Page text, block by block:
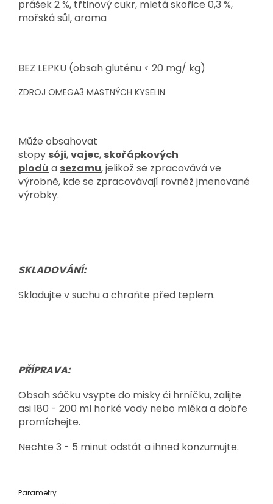
prášek 2 %, třtinový cukr, mletá skořice 0,3 %,
mořská sůl, aroma
BEZ LEPKU (obsah gluténu < 20 mg/ kg)
ZDROJ OMEGA3 MASTNÝCH KYSELIN
Může obsahovat
stopy sóji,vajec, skořápkových
plodů a sezamu, jelikož se zpracovává ve
výrobně, kde se zpracovávají rovněž jmenované
výrobky.
SKLADOVÁNÍ:
Skladujte v suchu a chraňte před teplem.
PŘÍPRAVA:
Obsah sáčku vsypte do misky či hrníčku, zalijte
asi 180 - 200 ml horké vody nebo mléka a dobře
promíchejte.
Nechte 3 - 5 minut odstát a ihned konzumujte.
Parametry